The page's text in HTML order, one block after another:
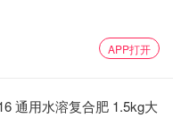
APP打开
通用水溶复合肥 1.5kg大